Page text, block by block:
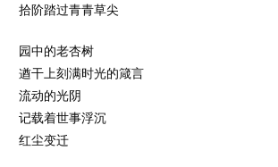
拾阶踏过青青草尖
园中的老杏树
遒干上刻满时光的箴言
流动的光阴
记载着世事浮沉
红尘变迁